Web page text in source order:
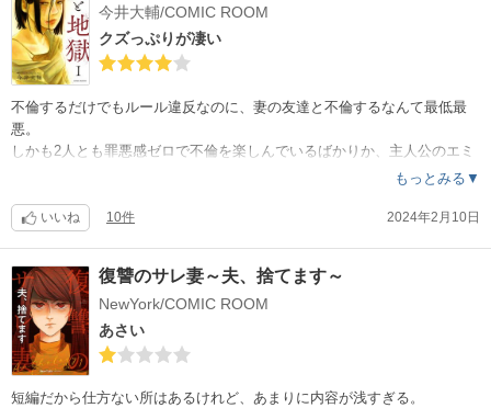
今井大輔/COMIC ROOM
クズっぷりが凄い
不倫するだけでもルール違反なのに、妻の友達と不倫するなんて最低最
悪。
しかも2人とも罪悪感ゼロで不倫を楽しんでいるばかりか、主人公のエミ
ど、実際あの状況になったら混乱して逆ギレしちゃうのかもなぁ。
だけど不倫した側がその後どうなったのか描いていない作品が多いので
、ご想像にお任せしますが苦手な私には合わないので星マイナス1です。
もっとみる▼
いいね 10件 2024年2月10日
復讐のサレ妻～夫、捨てます～
NewYork/COMIC ROOM
あさい
短編だから仕方ない所はあるけれど、あまりに内容が浅すぎる。